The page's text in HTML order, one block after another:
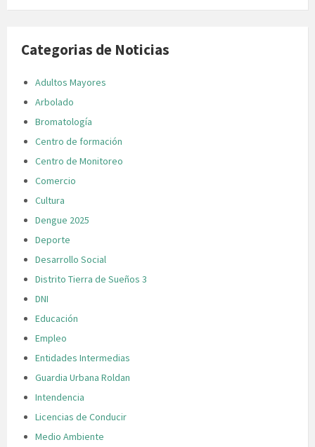
Categorias de Noticias
Adultos Mayores
Arbolado
Bromatología
Centro de formación
Centro de Monitoreo
Comercio
Cultura
Dengue 2025
Deporte
Desarrollo Social
Distrito Tierra de Sueños 3
DNI
Educación
Empleo
Entidades Intermedias
Guardia Urbana Roldan
Intendencia
Licencias de Conducir
Medio Ambiente